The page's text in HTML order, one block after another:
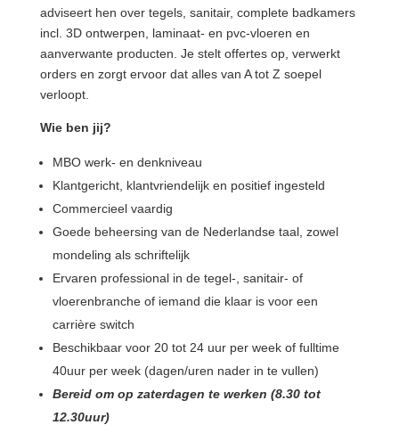
adviseert hen over tegels, sanitair, complete badkamers
incl. 3D ontwerpen, laminaat- en pvc-vloeren en
aanverwante producten. Je stelt offertes op, verwerkt
orders en zorgt ervoor dat alles van A tot Z soepel
verloopt.
Wie ben jij?
MBO werk- en denkniveau
Klantgericht, klantvriendelijk en positief ingesteld
Commercieel vaardig
Goede beheersing van de Nederlandse taal, zowel
mondeling als schriftelijk
Ervaren professional in de tegel-, sanitair- of
vloerenbranche of iemand die klaar is voor een
carrière switch
Beschikbaar voor 20 tot 24 uur per week of fulltime
40uur per week (dagen/uren nader in te vullen)
Bereid om op zaterdagen te werken (8.30 tot
12.30uur)